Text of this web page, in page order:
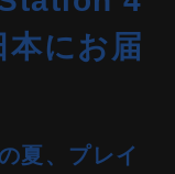
本にお届
夏、プレイ